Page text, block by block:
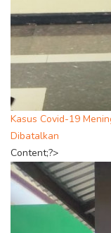
Kasus Covid-19
Dibatalkan
Content;?>